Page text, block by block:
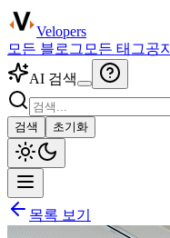
Velopers
모든 블로그 모든 태그공지
AI 검색
검색 초기화
목록 보기